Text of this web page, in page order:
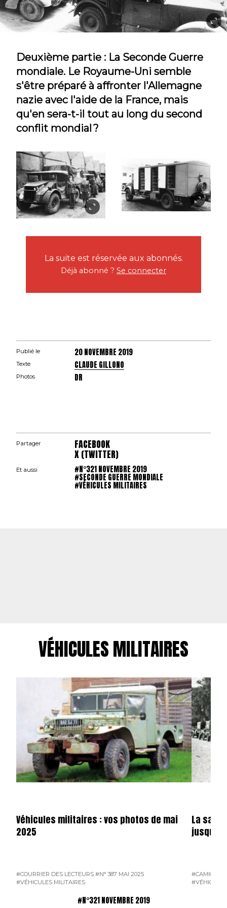
Deuxième partie : La Seconde Guerre
mondiale. Le Royaume-Uni semble
s'être préparé à affronter l'Allemagne
nazie avec l'aide de la France, mais
qu'en sera-t-il tout au long du second
conflit mondial ?
La suite est réservée aux abonnés.
Déjà abonné ? Se connecter
Publié le 20 NOVEMBRE 2019
Texte CLAUDE GILLONO
Photos DR
Partager FACEBOOK
X (TWITTER)
Et aussi #N°321 NOVEMBRE 2019
#SECONDE GUERRE MONDIALE
#VÉHICULES MILITAIRES
VÉHICULES MILITAIRES
Véhicules militaires : vos photos de mai
2025
#COURRIER DES LECTEURS #N° 387 MAI 2025
#VÉHICULES MILITAIRES
La
#CAMION
#N°321 NOVEMBRE 2019